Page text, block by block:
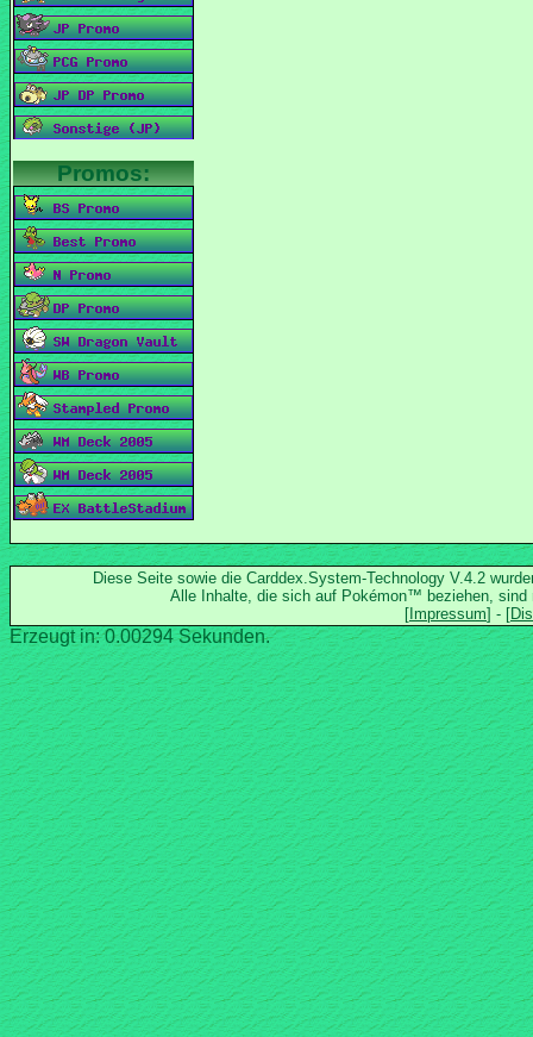
Diese Seite sowie die Carddex.System-Technology V.4.2
Alle Inhalte, die sich auf Pokémon™ beziehen, sind
Erzeugt in: 0.00294 Sekunden.